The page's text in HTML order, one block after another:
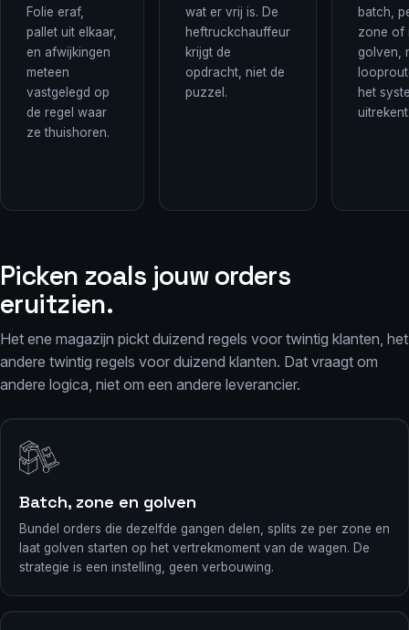
Folie eraf,
pallet uit elkaar,
en afwijkingen
meteen
vastgelegd op
de regel waar
ze thuishoren.
wat er vrij is. De
heftruckchauffeur
krijgt de
opdracht, niet de
puzzel.
batch,
zone of
golven,
het
Picken zoals jouw orders
eruitzien.
Het ene magazijn pickt duizend regels voor twintig klanten, het
andere twintig regels voor duizend klanten. Dat vraagt om
andere logica, niet om een andere leverancier.
Batch, zone en golven
Bundel orders die dezelfde gangen delen, splits ze per zone en
laat golven starten op het vertrekmoment van de wagen. De
strategie is een instelling, geen verbouwing.